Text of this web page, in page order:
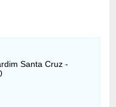
Santa Cruz -